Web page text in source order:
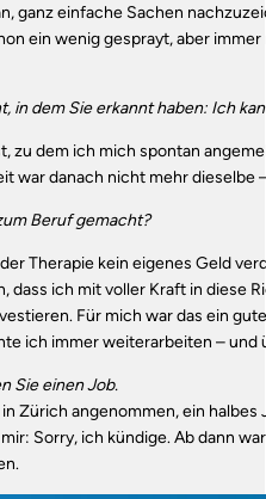
ganz einfache Sachen
ein wenig gesprayt, aber
in dem Sie erkannt haben: Ich
zu dem ich mich spontan
war danach nicht mehr
Beruf gemacht?
Therapie kein eigenes Geld
dass ich mit voller Kraft in diese
Für mich war das ein
ich immer weiterarbeiten – und
Sie einen Job.
Zürich angenommen, ein
Sorry, ich kündige. Ab dann